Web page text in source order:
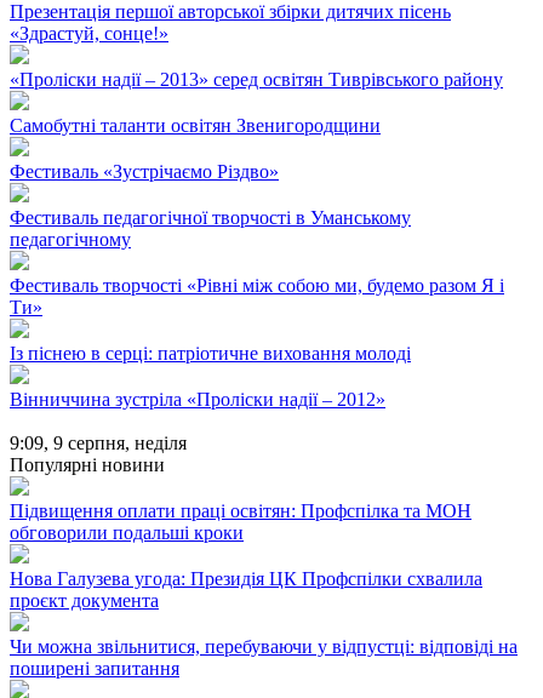
Презентація першої авторської збірки дитячих пісень
«Здрастуй, сонце!»
«Проліски надії – 2013» серед освітян Тиврівського району
Самобутні таланти освітян Звенигородщини
Фестиваль «Зустрічаємо Різдво»
Фестиваль педагогічної творчості в Уманському
педагогічному
Фестиваль творчості «Рівні між собою ми, будемо разом Я і
Ти»
Із піснею в серці: патріотичне виховання молоді
Вінниччина зустріла «Проліски надії – 2012»
9:09, 9 серпня, неділя
Популярні новини
Підвищення оплати праці освітян: Профспілка та МОН
обговорили подальші кроки
Нова Галузева угода: Президія ЦК Профспілки схвалила
проєкт документа
Чи можна звільнитися, перебуваючи у відпустці: відповіді на
поширені запитання